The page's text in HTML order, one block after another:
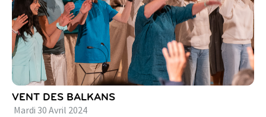
VENT DES BALKANS
Mardi 30 Avril 2024